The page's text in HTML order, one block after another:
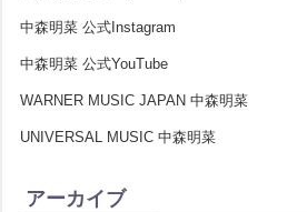
中森明菜 公式Instagram
中森明菜 公式YouTube
WARNER MUSIC JAPAN 中森明菜
UNIVERSAL MUSIC 中森明菜
アーカイブ